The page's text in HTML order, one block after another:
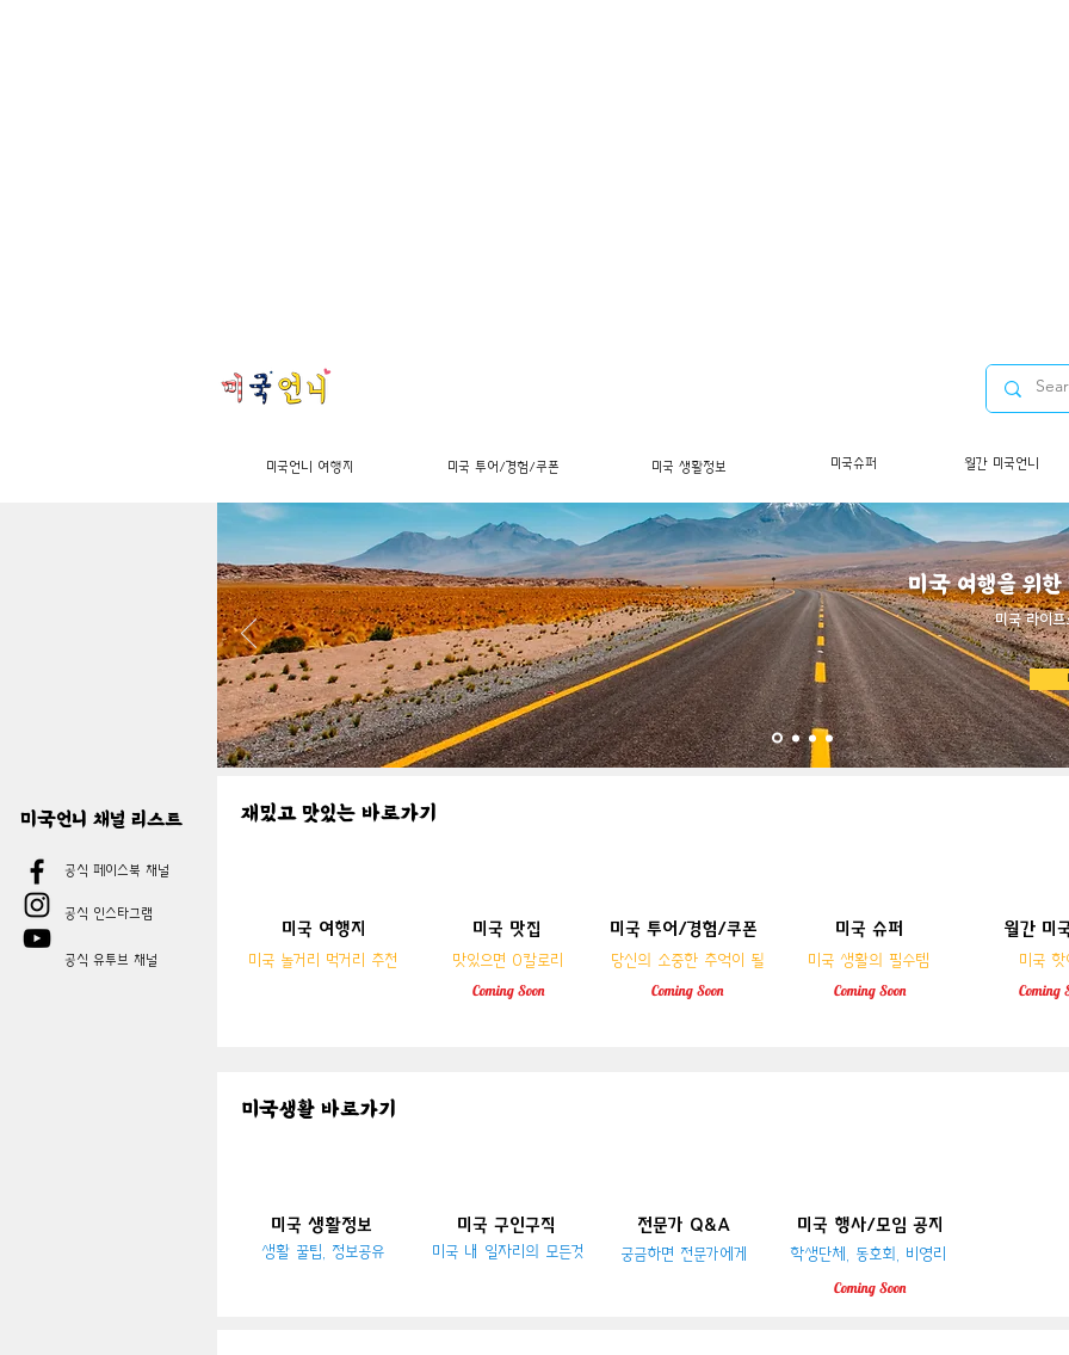
미국 여행을 위한
미국 라이
미국언니 채널 리스트
공식 페이스북 채널
공식 인스타그램
공식 유투브 채널
​재밌고 맛있는 바로가기
미국 여행지
​미국 놀거리 먹거리 추천 미국 맛집
맛있으면 0칼로리
Coming Soon
미국 투어/경험/쿠폰
​당신의 소중한 추억이 될
Coming Soon
미국 슈퍼
미국 생활의 필수템
Coming Soon
월간 미
미국 핫
Coming
​재밌고 맛있는 바로가기
미국 여행지
​미국 놀거리 먹거리 추천
미국 맛집 미국 투어/경험/쿠폰
맛있으면 0칼로리 ​당신의 소중한 추억이 될
Coming Soon Coming Soon
미국 슈퍼
미국 생활의 필수템
Coming Soon
월간 미
미국 핫
Coming
미국생활 바로가기
​미국 생활정보 미국 행사/모임 공지
전문가 Q&A
​미국 구인구직
생활 꿀팁, 정보공유 미국 내 일자리의 모든것 궁금하면 전문가에게 학생단체, 동호회, 비영리
Coming Soon
미국언니 여행지 미국 투어/경험/쿠폰 미국 생활정보 미국슈퍼 월간 미국언니